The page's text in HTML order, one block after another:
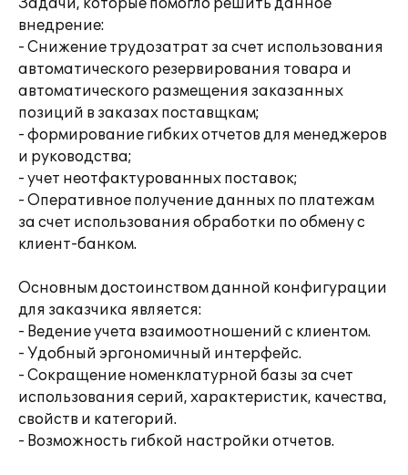
Задачи, которые помогло решить данное
внедрение:
- Снижение трудозатрат за счет использования
автоматического резервирования товара и
автоматического размещения заказанных
позиций в заказах поставщкам;
- формирование гибких отчетов для менеджеров
и руководства;
- учет неотфактурованных поставок;
- Оперативное получение данных по платежам
за счет использования обработки по обмену с
клиент-банком.
Основным достоинством данной конфигурации
для заказчика является:
- Ведение учета взаимоотношений с клиентом.
- Удобный эргономичный интерфейс.
- Сокращение номенклатурной базы за счет
использования серий, характеристик, качества,
свойств и категорий.
- Возможность гибкой настройки отчетов.